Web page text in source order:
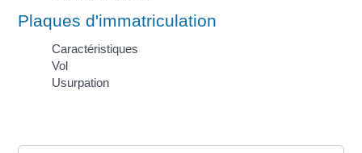
Plaques d'immatriculation
Caractéristiques
Vol
Usurpation